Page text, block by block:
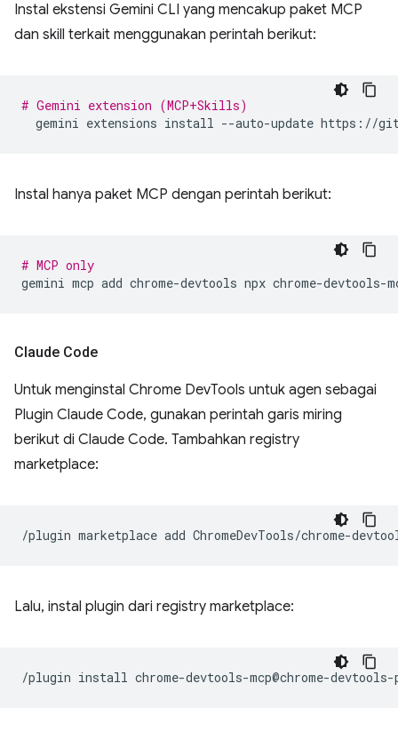
Instal ekstensi Gemini CLI yang mencakup paket MCP
dan skill terkait menggunakan perintah berikut:
# Gemini extension (MCP+Skills)
gemini extensions install --auto-update
Instal hanya paket MCP dengan perintah berikut:
# MCP only
gemini mcp add chrome-devtools npx
Claude Code
Untuk menginstal Chrome DevTools untuk agen sebagai
Plugin Claude Code, gunakan perintah garis miring
berikut di Claude Code. Tambahkan registry
marketplace:
/plugin marketplace add
Lalu, instal plugin dari registry marketplace:
/plugin install